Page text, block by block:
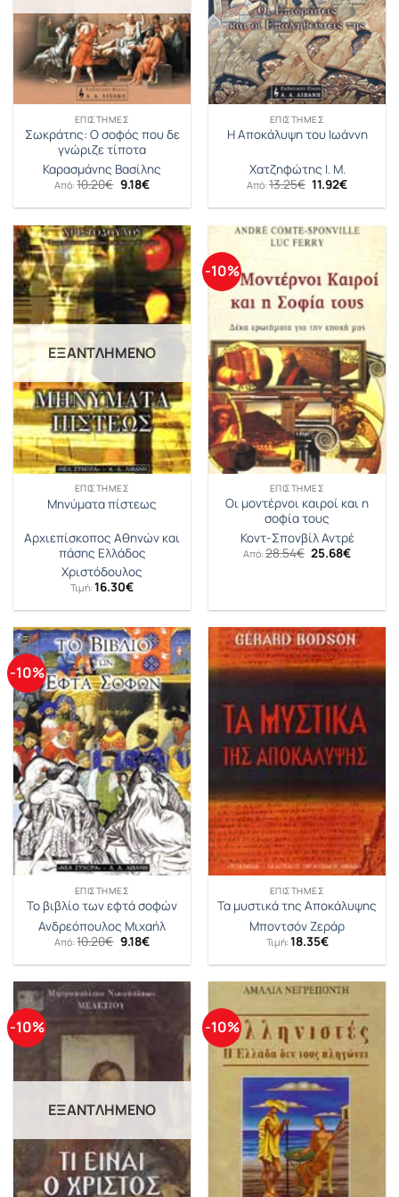
ΕΠΙΣΤΉΜΕΣ
Σωκράτης: Ο σοφός που δε
γνώριζε τίποτα
Καρασμάνης Βασίλης
Από:10.20€ Original
price
was:
9.18€Η
τιμή
9.18€.
ΕΠΙΣΤΉΜΕΣ
Η Αποκάλυψη του Ιωάννη
Χατζηφώτης Ι. Μ.
Από: 13.25€ Original
price
was:
11.92€Η
τιμή
11.92€.
ΕΞΑΝΤΛΗΜΈΝΟ
ΕΠΙΣΤΉΜΕΣ
Μηνύματα πίστεως
Αρχιεπίσκοπος Αθηνών και
πάσης Ελλάδος
Χριστόδουλος
Τιμή: 16.30€
-10%
ΕΠΙΣΤΉΜΕΣ
Οι μοντέρνοι καιροί και η
σοφία τους
Κοντ-Σπονβίλ Αντρέ
Από: 28.54€ Original
price
25.68€Η
-10%
ΕΠΙΣΤΉΜΕΣ
Το βιβλίο των εφτά σοφών
Ανδρεόπουλος Μιχαήλ
Από:10.20€ Original
price
was:
9.18€Η
τιμή
9.18€.
ΕΠΙΣΤΉΜΕΣ
Τα μυστικά της Αποκάλυψης
Μποντσόν Ζεράρ
Τιμή: 18.35€
-10%
ΕΞΑΝΤΛΗΜΈΝΟ
-10%